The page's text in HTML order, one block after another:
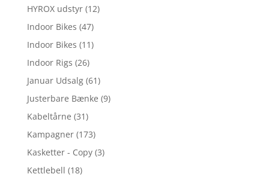
HYROX udstyr (12)
Indoor Bikes (47)
Indoor Bikes (11)
Indoor Rigs (26)
Januar Udsalg (61)
Justerbare Bænke (9)
Kabeltårne (31)
Kampagner (173)
Kasketter - Copy (3)
Kettlebell (18)